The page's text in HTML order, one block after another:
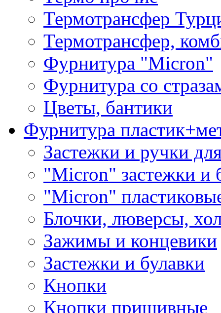
Термотрансфер
Термотрансфер,
Фурнитура "Micron"
Фурнитура со
Цветы, бантики
Фурнитура
Застежки и ручки
"Micron" застежки и
"Micron"
Блочки, люверсы,
Зажимы и концевики
Застежки и булавки
Кнопки
Кнопки пришивные